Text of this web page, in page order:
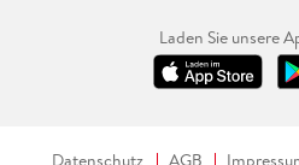
Laden Sie unsere